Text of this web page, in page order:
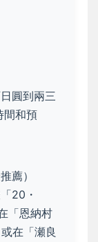
圓到兩三
間和預
薦）
20・
「恩納村
在「瀬良